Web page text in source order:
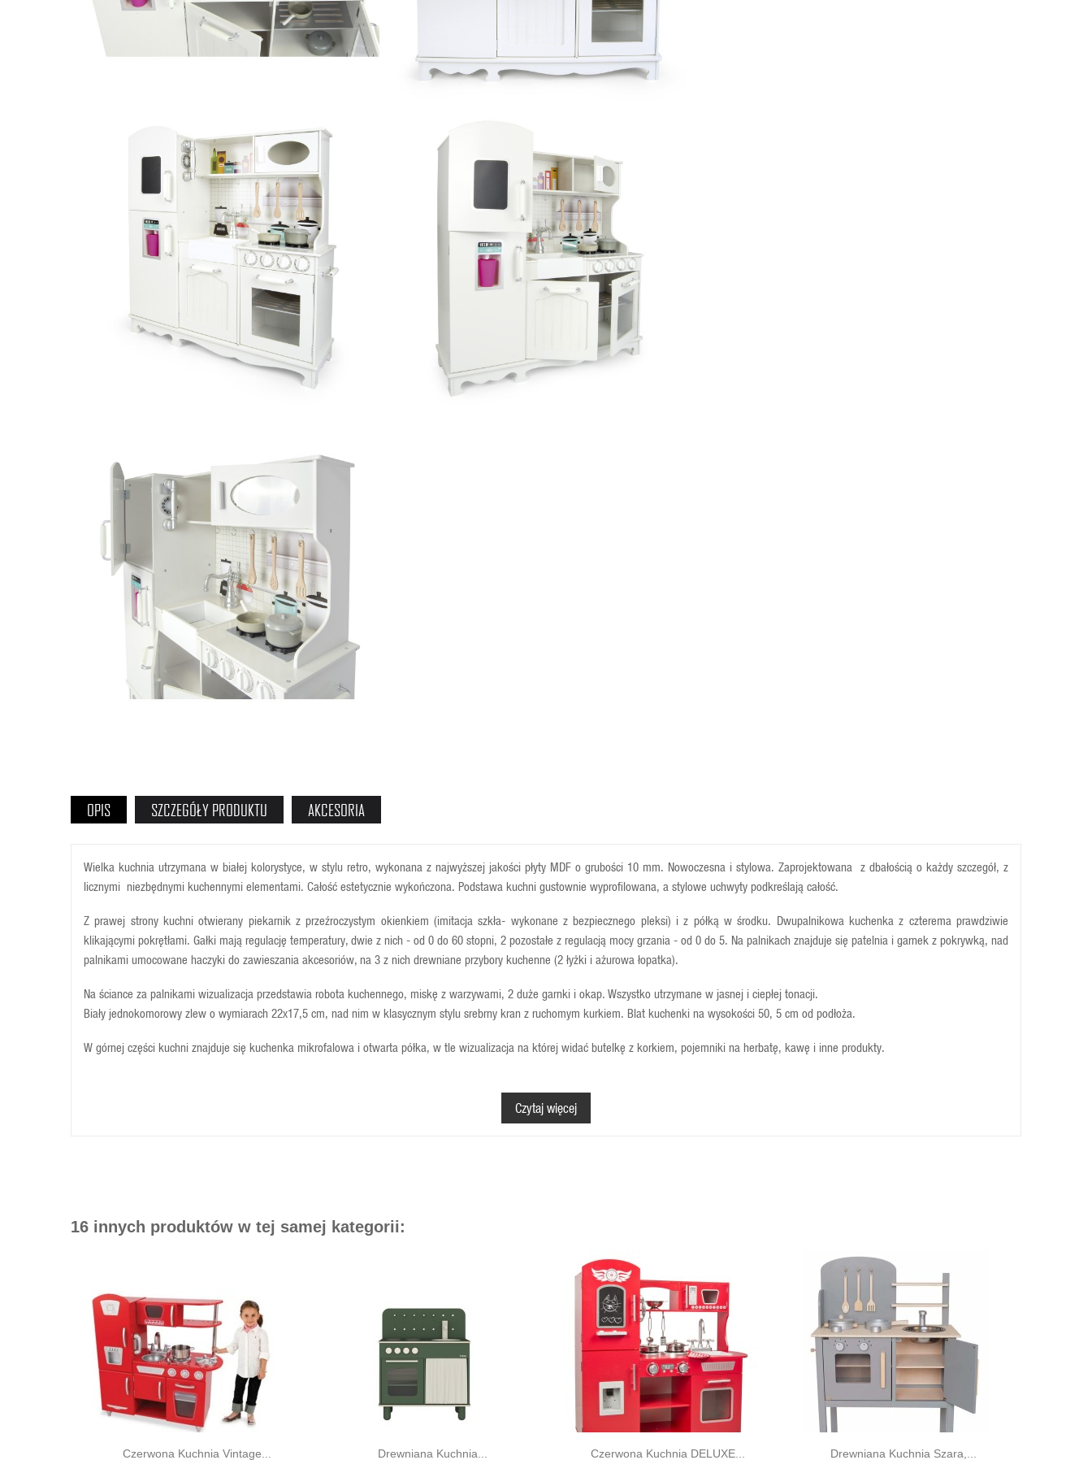
OPIS SZCZEGÓŁY PRODUKTU AKCESORIA
Wielka kuchnia utrzymana w białej kolorystyce, w stylu retro, wykonana z najwyższej jakości płyty MDF o grubości 10 mm. Nowoczesna i stylowa. Zaprojektowana z dbałością o każdy szczegół, z
licznymi niezbędnymi kuchennymi elementami. Całość estetycznie wykończona. Podstawa kuchni gustownie wyprofilowana, a stylowe uchwyty podkreślają całość.
Z prawej strony kuchni otwierany piekarnik z przeźroczystym okienkiem (imitacja szkła- wykonane z bezpiecznego pleksi) i z półką w środku. Dwupalnikowa kuchenka z czterema prawdziwie
klikającymi pokrętłami. Gałki mają regulację temperatury, dwie z nich - od 0 do 60 stopni, 2 pozostałe z regulacją mocy grzania - od 0 do 5. Na palnikach znajduje się patelnia i garnek z pokrywką, nad
palnikami umocowane haczyki do zawieszania akcesoriów, na 3 z nich drewniane przybory kuchenne (2 łyżki i ażurowa łopatka).
Na ściance za palnikami wizualizacja przedstawia robota kuchennego, miskę z warzywami, 2 duże garnki i okap. Wszystko utrzymane w jasnej i ciepłej tonacji.
Biały jednokomorowy zlew o wymiarach 22x17,5 cm, nad nim w klasycznym stylu srebrny kran z ruchomym kurkiem. Blat kuchenki na wysokości 50, 5 cm od podłoża.
W górnej części kuchni znajduje się kuchenka mikrofalowa i otwarta półka, w tle wizualizacja na której widać butelkę z korkiem, pojemniki na herbatę, kawę i inne produkty.
przenośną słuchawką. W wolnej chwili, gdy np ciasto będzie w piekarniku, mała pani domu będzie mogła poplotkować z koleżanką ;)
Kuchnia Big Vintage jest niezastąpiona do zabawy w dom i gotowanie. Każda mała gospodyni doceni jej funkcjonalność przez co przygotowywanie potraw dla zaproszonych gości i przyjaciół stanie się
W naszym sklepie można dokupić dodatkowe artykuły spożywcze aby kuchnia była kompletna.
Kuchenka wymaga samodzielnego montażu, w załączeniu szczegółowa instrukcja montażu "krok po kroku".
Czytaj więcej
16 innych produktów w tej samej kategorii:
Czerwona Kuchnia Vintage... Drewniana Kuchnia... Czerwona Kuchnia DELUXE... Drewniana Kuchnia Szara,...